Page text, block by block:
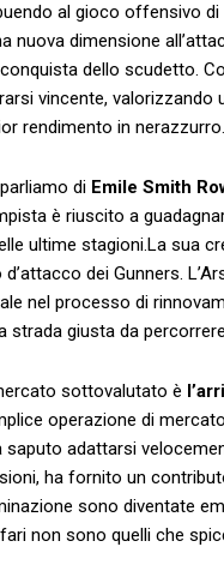
al gioco‌ offensivo
nuova dimensione
dello scudetto.
vincente, valorizzando
rendimento in nerazzurro.
di Emile Smith
è riuscito a⁣
ultime stagioni.La sua
dei Gunners.
nel processo di
strada ‌giusta da
sottovalutato è
operazione di
saputo adattarsi
ha fornito un
sono diventate
non sono quelli che